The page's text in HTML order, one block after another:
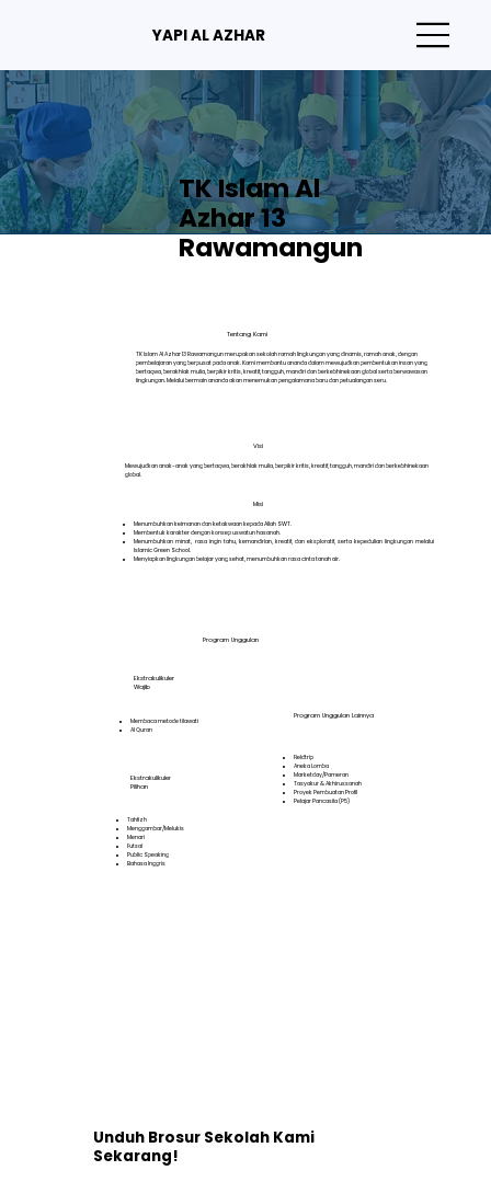
YAPI AL AZHAR
TK Islam Al
Azhar 13
Rawamangun
Tentang Kami
TK Islam Al Azhar 13 Rawamangun merupakan sekolah ramah lingkungan yang dinamis, ramah anak, dengan
pembelajaran yang berpusat pada anak. Kami membantu ananda dalam mewujudkan pembentukan insan yang
bertaqwa, berakhlak mulia, berpikir kritis, kreatif, tangguh, mandiri dan berkebhinekaan global serta berwawasan
lingkungan. Melalui bermain ananda akan menemukan pengalamana baru dan petualangan seru.
Visi
Mewujudkan anak-anak yang bertaqwa, berakhlak mulia, berpikir kritis, kreatif, tangguh, mandiri dan berkebhinekaan
global.
Misi
Menumbuhkan keimanan dan ketakwaan kepada Allah SWT.
Membentuk karakter dengan konsep uswatun hasanah.
Menumbuhkan minat, rasa ingin tahu, kemandirian, kreatif, dan eksploratif, serta kepedulian lingkungan melalui
Islamic Green School.
Menyiapkan lingkungan belajar yang sehat, menumbuhkan rasa cinta tanah air.
Program Unggulan
Ekstrakulikuler
Wajib
Membaca metode tilawati
Al Quran
Ekstrakulikuler
Pilihan
Tahfizh
Menggambar/Melukis
Menari
Futsal
Public Speaking
Bahasa Inggris
Program Unggulan Lainnya
Fieldtrip
Aneka Lomba
Marketday/Pameran
Tasyakur & Akhirussanah
Proyek Pembuatan Profil
Pelajar Pancasila (P5)
Unduh Brosur Sekolah Kami
Sekarang!